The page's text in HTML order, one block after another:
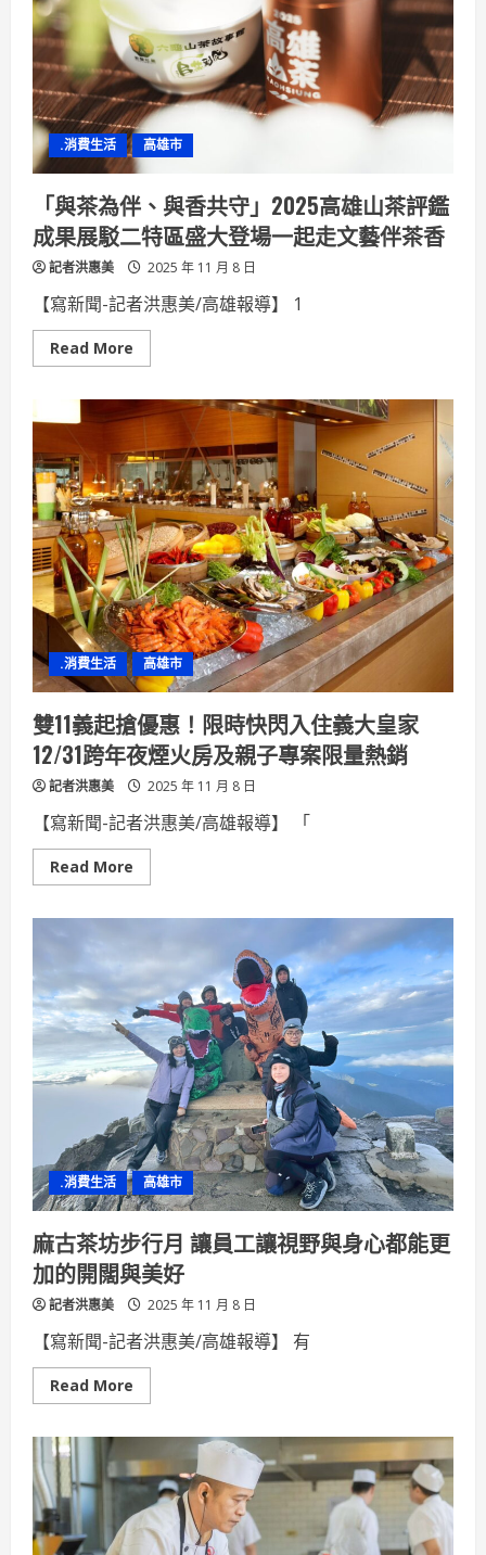
發
實
力
作
品
在
紐
倫
堡
發
明
展
奪
金
牌
.消費生活 高雄市
「與茶為伴、與香共守」2025高雄山茶評鑑
成果展駁二特區盛大登場一起走文藝伴茶香
記者洪惠美 2025 年 11 月 8 日
【寫新聞-記者洪惠美/高雄報導】 1
Read More
more
茶
為
與
香
共
守」
2025
高
雄
山
茶
評
鑑
成
果
展
駁
二
特
區
盛
大
登
場
一
走
文
藝
.消費生活 高雄市
雙11義起搶優惠！限時快閃入住義大皇家
12/31跨年夜煙火房及親子專案限量熱銷
記者洪惠美 2025 年 11 月 8 日
【寫新聞-記者洪惠美/高雄報導】 「
Read More
more
起
搶
優
惠！
限
時
快
閃
入
住
義
大
皇
家
12/31
跨
年
夜
煙
火
房
及
親
子
案
限
量
.消費生活 高雄市
麻古茶坊步行月 讓員工讓視野與身心都能更
加的開闊與美好
記者洪惠美 2025 年 11 月 8 日
【寫新聞-記者洪惠美/高雄報導】 有
Read More
more
茶
坊
步
行
月
讓